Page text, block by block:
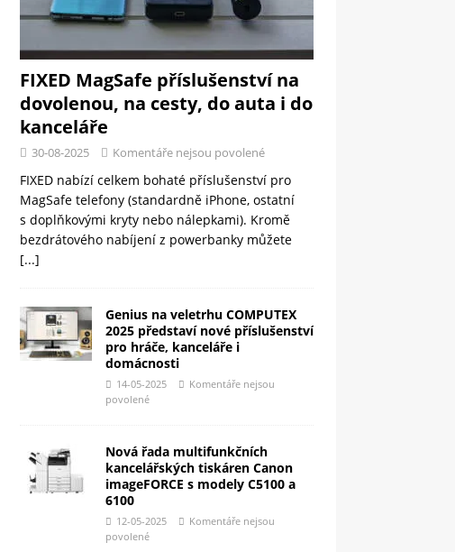
FIXED MagSafe příslušenství na
dovolenou, na cesty, do auta i do
kanceláře
30-08-2025 Komentáře nejsou povolené
FIXED nabízí celkem bohaté příslušenství pro
MagSafe telefony (standardně iPhone, ostatní
s doplňkovými kryty nebo nálepkami). Kromě
bezdrátového nabíjení z powerbanky můžete
[...]
Genius na veletrhu COMPUTEX
2025 představí nové příslušenství
pro hráče, kanceláře i
domácnosti
14-05-2025
Komentáře nejsou
povolené
Nová řada multifunkčních
kancelářských tiskáren Canon
imageFORCE s modely C5100 a
6100
12-05-2025
Komentáře nejsou
povolené